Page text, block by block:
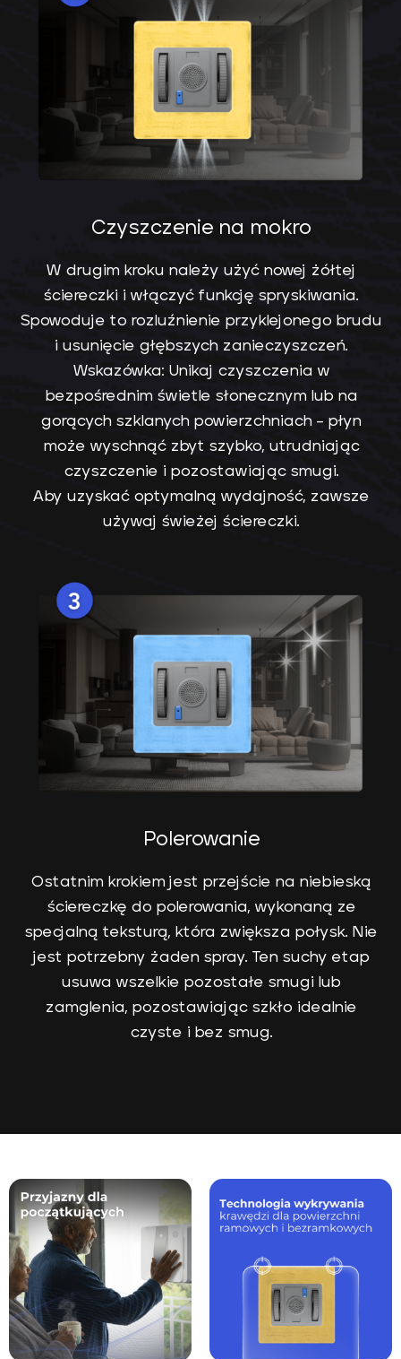
Czyszczenie na mokro
W drugim kroku należy użyć nowej żółtej
ściereczki i włączyć funkcję spryskiwania.
Spowoduje to rozluźnienie przyklejonego brudu
i usunięcie głębszych zanieczyszczeń.
Wskazówka: Unikaj czyszczenia w
bezpośrednim świetle słonecznym lub na
gorących szklanych powierzchniach – płyn
może wyschnąć zbyt szybko, utrudniając
czyszczenie i pozostawiając smugi.
Aby uzyskać optymalną wydajność, zawsze
używaj świeżej ściereczki.
Polerowanie
Ostatnim krokiem jest przejście na niebieską
ściereczkę do polerowania, wykonaną ze
specjalną teksturą, która zwiększa połysk. Nie
jest potrzebny żaden spray. Ten suchy etap
usuwa wszelkie pozostałe smugi lub
zamglenia, pozostawiając szkło idealnie
czyste i bez smug.